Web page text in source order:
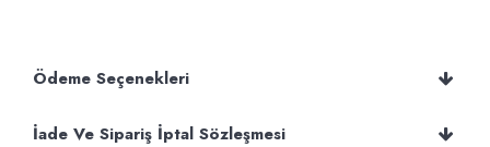
Ödeme Seçenekleri
İade Ve Sipariş İptal Sözleşmesi